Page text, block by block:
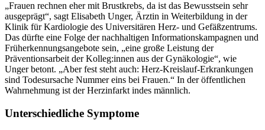
„Frauen rechnen eher mit Brustkrebs, da ist das Bewusstsein sehr
ausgeprägt“, sagt Elisabeth Unger, Ärztin in Weiterbildung in der
Klinik für Kardiologie des Universitären Herz- und Gefäßzentrums.
Das dürfte eine Folge der nachhaltigen Informationskampagnen und
Früherkennungsangebote sein, „eine große Leistung der
Präventionsarbeit der Kolleg:innen aus der Gynäkologie“, wie
Unger betont. „Aber fest steht auch: Herz-Kreislauf-Erkrankungen
sind Todesursache Nummer eins bei Frauen.“ In der öffentlichen
Wahrnehmung ist der Herzinfarkt indes männlich.
Unterschiedliche Symptome